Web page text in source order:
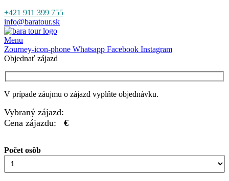
+421 911 399 755
info@baratour.sk
Menu
Zourney-icon-phone Whatsapp Facebook Instagram
Objednať zájazd
V prípade záujmu o zájazd vyplňte objednávku.
Vybraný zájazd:
Cena zájazdu:
€
Počet osôb